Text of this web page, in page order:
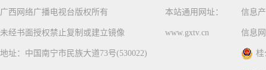
广西网络广播电视台版权所有
未经书面授权禁止复制或建立镜像
地址：中国南宁市民族大道73号(530022)
本站通用网址：
www.gxtv.cn
信息
信息
桂